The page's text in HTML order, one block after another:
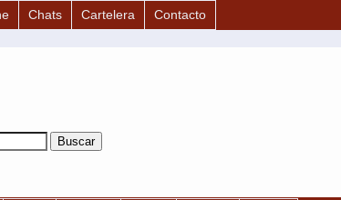
Chats Cartelera Contacto